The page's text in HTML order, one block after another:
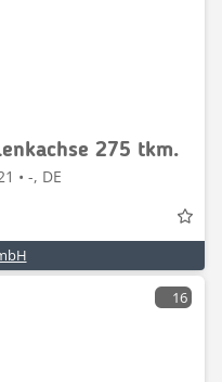
275 tkm.
• -, DE
16